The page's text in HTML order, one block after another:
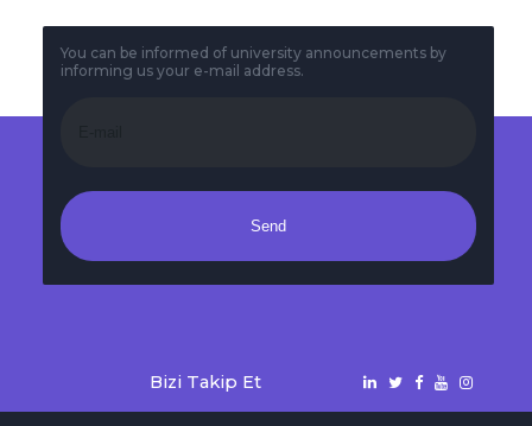
You can be informed of university announcements by
informing us your e-mail address.
Send
Bizi Takip Et